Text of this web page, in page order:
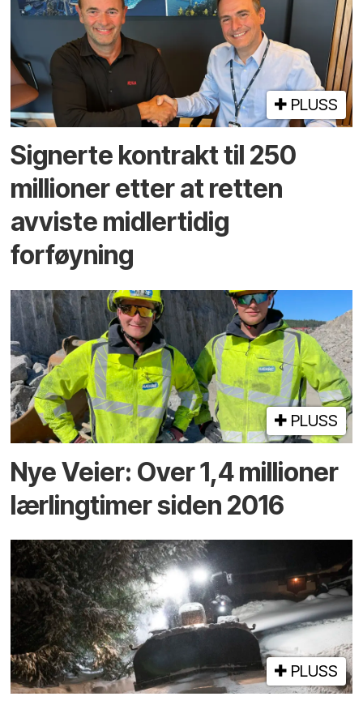
PLUSS
Signerte kontrakt til 250
millioner etter at retten
avviste midlertidig
forføyning
PLUSS
Nye Veier: Over 1,4 millioner
lærlingtimer siden 2016
PLUSS